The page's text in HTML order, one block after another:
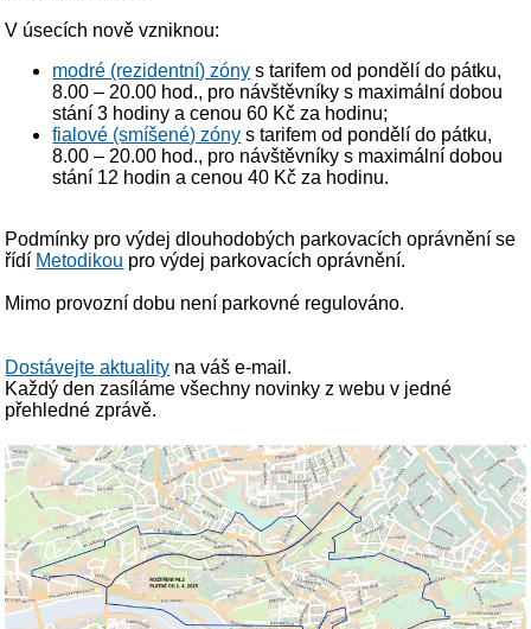
V úsecích nově vzniknou:
modré (rezidentní) zóny s tarifem od pondělí do pátku,
8.00 – 20.00 hod., pro návštěvníky s maximální dobou
stání 3 hodiny a cenou 60 Kč za hodinu;
fialové (smíšené) zóny s tarifem od pondělí do pátku,
8.00 – 20.00 hod., pro návštěvníky s maximální dobou
stání 12 hodin a cenou 40 Kč za hodinu.
Podmínky pro výdej dlouhodobých parkovacích oprávnění se
řídí Metodikou pro výdej parkovacích oprávnění.
Mimo provozní dobu není parkovné regulováno.
Dostávejte aktuality na váš e-mail.
Každý den zasíláme všechny novinky z webu v jedné
přehledné zprávě.